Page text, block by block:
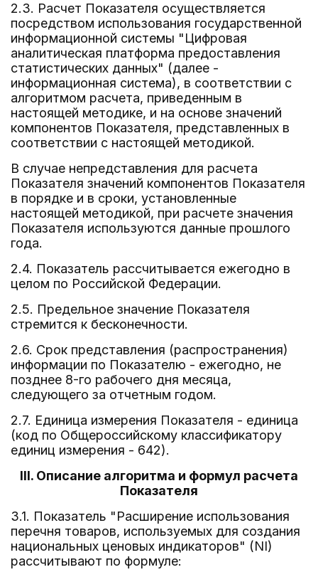
2.3. Расчет Показателя осуществляется
посредством использования государственной
информационной системы "Цифровая
аналитическая платформа предоставления
статистических данных" (далее -
информационная система), в соответствии с
алгоритмом расчета, приведенным в
настоящей методике, и на основе значений
компонентов Показателя, представленных в
соответствии с настоящей методикой.
В случае непредставления для расчета
Показателя значений компонентов Показателя
в порядке и в сроки, установленные
настоящей методикой, при расчете значения
Показателя используются данные прошлого
года.
2.4. Показатель рассчитывается ежегодно в
целом по Российской Федерации.
2.5. Предельное значение Показателя
стремится к бесконечности.
2.6. Срок представления (распространения)
информации по Показателю - ежегодно, не
позднее 8-го рабочего дня месяца,
следующего за отчетным годом.
2.7. Единица измерения Показателя - единица
(код по Общероссийскому классификатору
единиц измерения - 642).
III. Описание алгоритма и формул расчета
Показателя
3.1. Показатель "Расширение использования
перечня товаров, используемых для создания
национальных ценовых индикаторов" (NI)
рассчитывают по формуле: